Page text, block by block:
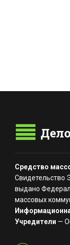
Средство
Свидетельство
выдано
массовых
Учредители —